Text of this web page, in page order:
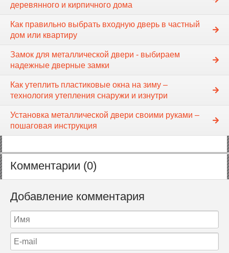
деревянного и кирпичного дома
Как правильно выбрать входную дверь в частный
дом или квартиру
Замок для металлической двери - выбираем
надежные дверные замки
Как утеплить пластиковые окна на зиму –
технология утепления снаружи и изнутри
Установка металлической двери своими руками –
пошаговая инструкция
Комментарии (0)
Добавление комментария